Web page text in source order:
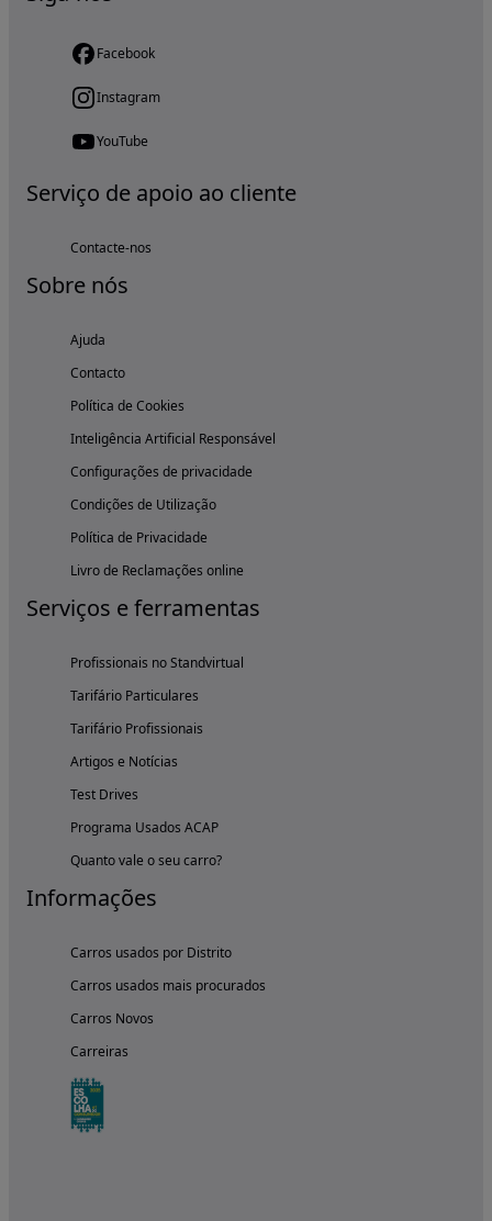
Facebook
Instagram
YouTube
Serviço de apoio ao cliente
Contacte-nos
Sobre nós
Ajuda
Contacto
Política de Cookies
Inteligência Artificial Responsável
Configurações de privacidade
Condições de Utilização
Política de Privacidade
Livro de Reclamações online
Serviços e ferramentas
Profissionais no Standvirtual
Tarifário Particulares
Tarifário Profissionais
Artigos e Notícias
Test Drives
Programa Usados ACAP
Quanto vale o seu carro?
Informações
Carros usados por Distrito
Carros usados mais procurados
Carros Novos
Carreiras